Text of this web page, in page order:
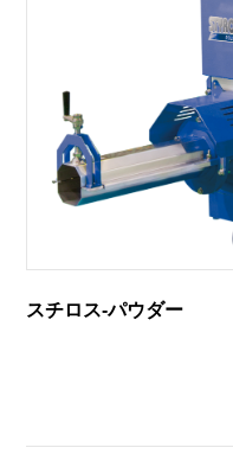
スチロス-パウダー